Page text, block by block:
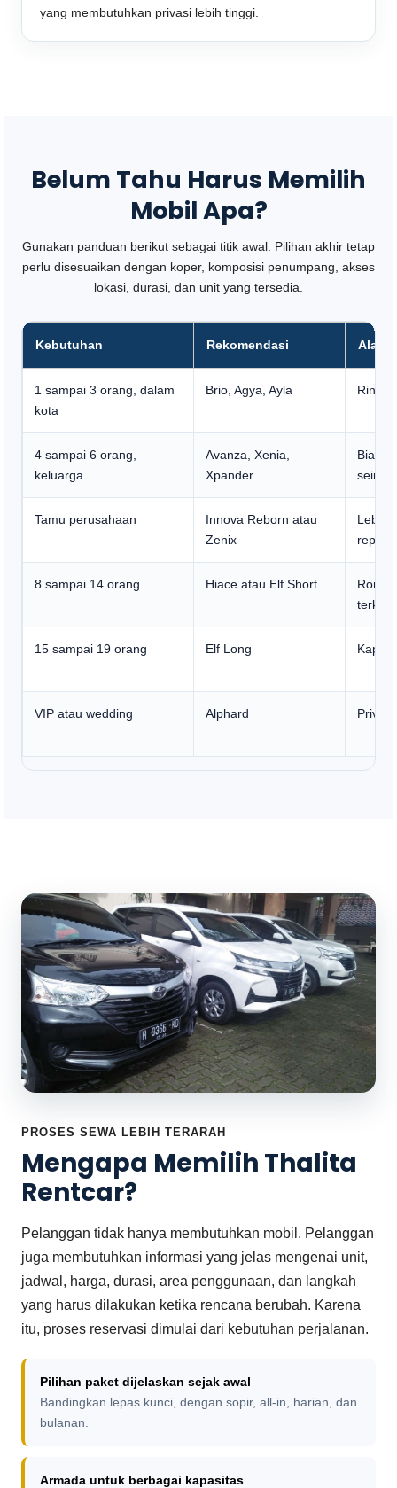
yang membutuhkan privasi lebih tinggi.
Belum Tahu Harus Memilih
Mobil Apa?
Gunakan panduan berikut sebagai titik awal. Pilihan akhir tetap
perlu disesuaikan dengan koper, komposisi penumpang, akses
lokasi, durasi, dan unit yang tersedia.
Kebutuhan Rekomendasi
1 sampai 3 orang, dalam
kota
Brio, Agya, Ayla
4 sampai 6 orang,
keluarga
Avanza, Xenia,
Xpander
Biaya
Tamu perusahaan
Innova Reborn atau
Zenix
Lebih
8 sampai 14 orang Hiace atau Elf Short
15 sampai 19 orang Elf Long
VIP atau wedding Alphard
PROSES SEWA LEBIH TERARAH
Mengapa Memilih Thalita
Rentcar?
Pelanggan tidak hanya membutuhkan mobil. Pelanggan
juga membutuhkan informasi yang jelas mengenai unit,
jadwal, harga, durasi, area penggunaan, dan langkah
yang harus dilakukan ketika rencana berubah. Karena
itu, proses reservasi dimulai dari kebutuhan perjalanan.
Pilihan paket dijelaskan sejak awal
Bandingkan lepas kunci, dengan sopir, all-in, harian, dan
bulanan.
Armada untuk berbagai kapasitas